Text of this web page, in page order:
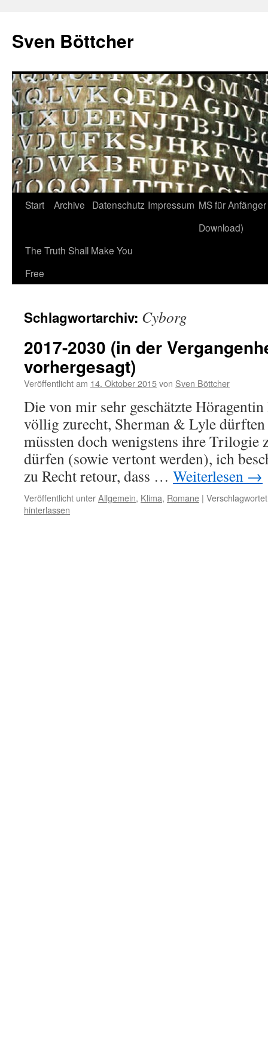
springen
Sven Böttcher
Start Archive Datenschutz Impressum MS für
Download)
The Truth Shall Make You
Free
Schlagwortarchiv: Cyborg
2017-2030 (in der
vorhergesagt)
Veröffentlicht am 14. Oktober 2015von Sven Böttcher
Die von mir sehr geschätzte
völlig zurecht, Sherman & Lyle
müssten doch wenigstens ihre Trilogie
dürfen (sowie vertont werden), ich
zu Recht retour, dass … Weiterlesen →
Veröffentlicht unterAllgemein, Klima, Romane |
hinterlassen